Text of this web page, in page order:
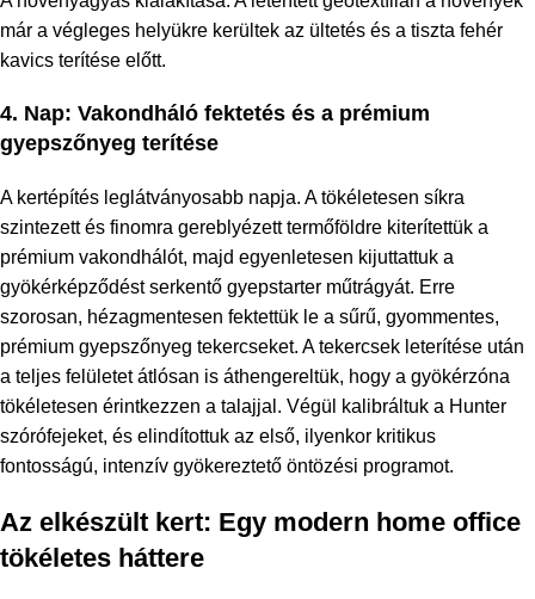
már a végleges helyükre kerültek az ültetés és a tiszta fehér
kavics terítése előtt.
4. Nap: Vakondháló fektetés és a prémium
gyepszőnyeg terítése
A kertépítés leglátványosabb napja. A tökéletesen síkra
szintezett és finomra gereblyézett termőföldre kiterítettük a
prémium vakondhálót, majd egyenletesen kijuttattuk a
gyökérképződést serkentő gyepstarter műtrágyát. Erre
szorosan, hézagmentesen fektettük le a sűrű, gyommentes,
prémium gyepszőnyeg tekercseket. A tekercsek leterítése után
a teljes felületet átlósan is áthengereltük, hogy a gyökérzóna
tökéletesen érintkezzen a talajjal. Végül kalibráltuk a Hunter
szórófejeket, és elindítottuk az első, ilyenkor kritikus
fontosságú, intenzív gyökereztető öntözési programot.
Az elkészült kert: Egy modern home office
tökéletes háttere